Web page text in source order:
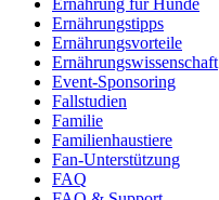
Ernährung für Hunde
Ernährungstipps
Ernährungsvorteile
Ernährungswissenschaft
Event-Sponsoring
Fallstudien
Familie
Familienhaustiere
Fan-Unterstützung
FAQ